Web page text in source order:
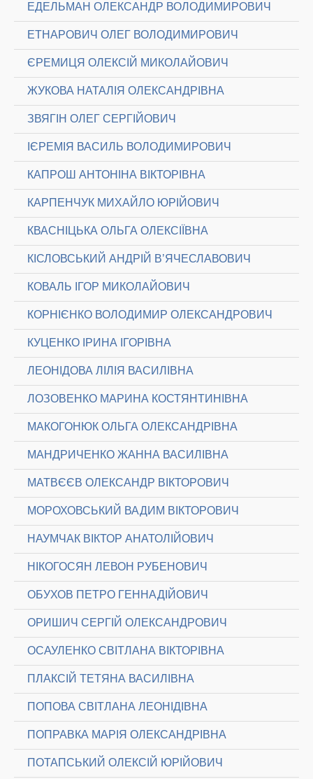
ЕДЕЛЬМАН ОЛЕКСАНДР ВОЛОДИМИРОВИЧ
ЕТНАРОВИЧ ОЛЕГ ВОЛОДИМИРОВИЧ
ЄРЕМИЦЯ ОЛЕКСІЙ МИКОЛАЙОВИЧ
ЖУКОВА НАТАЛІЯ ОЛЕКСАНДРІВНА
ЗВЯГІН ОЛЕГ СЕРГІЙОВИЧ
ІЄРЕМІЯ ВАСИЛЬ ВОЛОДИМИРОВИЧ
КАПРОШ АНТОНІНА ВІКТОРІВНА
КАРПЕНЧУК МИХАЙЛО ЮРІЙОВИЧ
КВАСНІЦЬКА ОЛЬГА ОЛЕКСІЇВНА
КІСЛОВСЬКИЙ АНДРІЙ В’ЯЧЕСЛАВОВИЧ
КОВАЛЬ ІГОР МИКОЛАЙОВИЧ
КОРНІЄНКО ВОЛОДИМИР ОЛЕКСАНДРОВИЧ
КУЦЕНКО ІРИНА ІГОРІВНА
ЛЕОНІДОВА ЛІЛІЯ ВАСИЛІВНА
ЛОЗОВЕНКО МАРИНА КОСТЯНТИНІВНА
МАКОГОНЮК ОЛЬГА ОЛЕКСАНДРІВНА
МАНДРИЧЕНКО ЖАННА ВАСИЛІВНА
МАТВЄЄВ ОЛЕКСАНДР ВІКТОРОВИЧ
МОРОХОВСЬКИЙ ВАДИМ ВІКТОРОВИЧ
НАУМЧАК ВІКТОР АНАТОЛІЙОВИЧ
НІКОГОСЯН ЛЕВОН РУБЕНОВИЧ
ОБУХОВ ПЕТРО ГЕННАДІЙОВИЧ
ОРИШИЧ СЕРГІЙ ОЛЕКСАНДРОВИЧ
ОСАУЛЕНКО СВІТЛАНА ВІКТОРІВНА
ПЛАКСІЙ ТЕТЯНА ВАСИЛІВНА
ПОПОВА СВІТЛАНА ЛЕОНІДІВНА
ПОПРАВКА МАРІЯ ОЛЕКСАНДРІВНА
ПОТАПСЬКИЙ ОЛЕКСІЙ ЮРІЙОВИЧ